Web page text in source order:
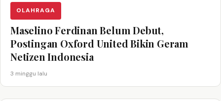
OLAHRAGA
Maselino Ferdinan Belum Debut,
Postingan Oxford United Bikin Geram
Netizen Indonesia
3 minggu lalu